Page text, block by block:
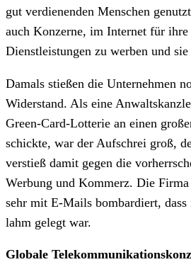
gut verdienenden Menschen
auch Konzerne, im Internet für ihre
Dienstleistungen zu werben und
Damals stießen die Unternehmen
Widerstand. Als eine
Green-Card-Lotterie an einen
schickte, war der Aufschrei groß,
verstieß damit gegen die
Werbung und Kommerz. Die
sehr mit E-Mails bombardiert,
lahm gelegt war.
Globale